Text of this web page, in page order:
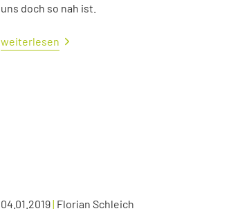
uns doch so nah ist.
weiterlesen
04.01.2019| Florian Schleich